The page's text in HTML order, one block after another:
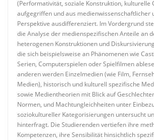
(Performativität, soziale Konstruktion, kulturelle
aufgegriffen und aus medienwissenschaftlicher
Perspektive ausdifferenziert. Im Vordergrund
die Analyse der medienspezifischen Anteile an
heterogenen Konstruktionen und
die sich beispielsweise an Phänomenen wie
Serien, Computerspielen oder Spielfilmen
anderen werden Einzelmedien (wie Film,
Medien), historisch und kulturell spezifische
sowie Medientheorien mit Blick auf
Normen, und Machtungleichheiten unter
soziokultureller Kategorisierungen untersucht
hinterfragt. Die Studierenden vertiefen ihre
Kompetenzen, ihre Sensibilität hinsichtlich